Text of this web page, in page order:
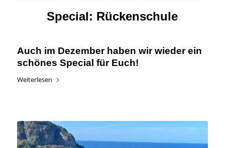
Special: Rückenschule
Auch im Dezember haben wir wieder ein
schönes Special für Euch!
Weiterlesen